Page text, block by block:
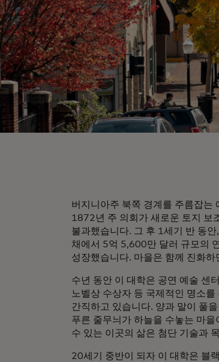
버지니아주 북쪽 경계를 주름잡는
1872년 주 의회가 새로운 토지 보
불과했습니다. 그 후 1세기 반 동
채에서 5억 5,600만 달러 규모의
성장했습니다. 마을은 함께 진화
수년 동안 이 대학은 공연 예술 센
노벨상 수상자 등 국제적인 명소
간직하고 있습니다. 양과 말이 풀
푸른 줄무늬가 하늘을 수놓는 마
수 있는 이곳의 삶은 첨단 기술과
20세기 중반이 되자 이 대학은 블